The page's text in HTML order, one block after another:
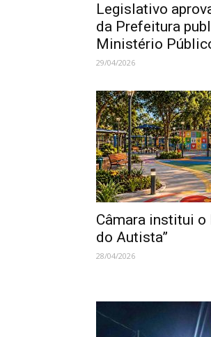
Legislativo
da Prefeitura
Ministério
29/04/2026
Câmara institui o
do Autista”
28/04/2026